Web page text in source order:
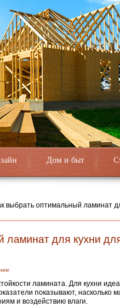
Дом и быт
выбрать оптимальный ламинат
ламинат для кухни
ламината. Для кухни
показывают, насколько
и воздействию влаги.